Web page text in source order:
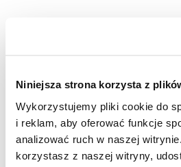
Niniejsza strona korzysta z
Wykorzystujemy pliki cookie do
i reklam, aby oferować funkcje
analizować ruch w naszej
korzystasz z naszej witryny,